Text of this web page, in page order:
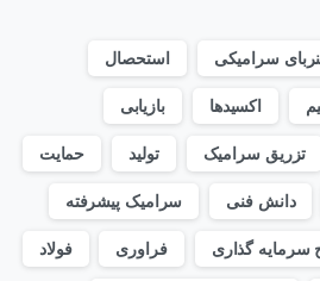
سرامیکی استحصال
اکسیدها بازیابی
تزریق سرامیک تولید حمایت
دانش فنی سرامیک پیشرفته
سرمایه گذاری فراوری فولاد